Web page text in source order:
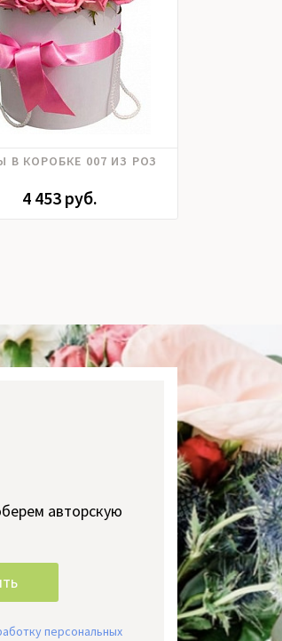
Розы российские
В КОРОБКЕ 007 ИЗ РОЗ
4 453 руб.
авторскую
персональных